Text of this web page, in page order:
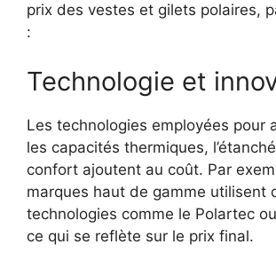
prix des vestes et gilets polaires,
:
Technologie et
Les technologies employées pour
les capacités thermiques,
confort ajoutent au coût. Par
marques haut de gamme utilisent
technologies comme le Polartec
ce qui se reflète sur le prix final.